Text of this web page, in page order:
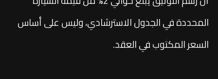
المحددة في الجدول الاسترشادي، وليس على أساس
السعر المكتوب في العقد.